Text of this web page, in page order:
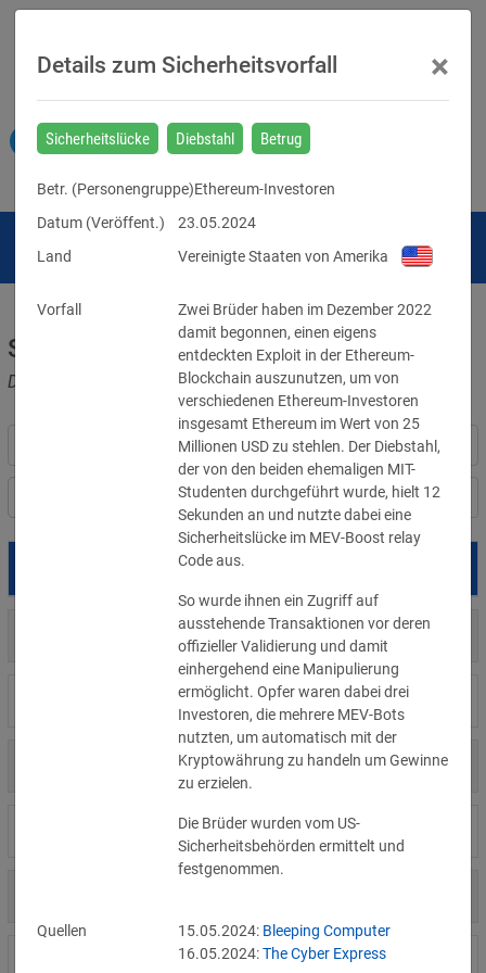
Sicherheitsvorfälle
Datenpannen, Cyber-Angriffe und Schwachstellen
Länderauswahl
Betroffene
Brown Health Medical Group-MA
AnMed
Fürstentum Liechtenstein
Coinkite
Details zum Sicherheitsvorfall ×
Sicherheitslücke Diebstahl Betrug
Betr. (Personengruppe)Ethereum-Investoren
Datum (Veröffent.)
23.05.2024
Land
Vereinigte Staaten von Amerika
Vorfall
Zwei Brüder haben im Dezember 2022
damit begonnen, einen eigens
entdeckten Exploit in der Ethereum-
Blockchain auszunutzen, um von
verschiedenen Ethereum-Investoren
insgesamt Ethereum im Wert von 25
Millionen USD zu stehlen. Der Diebstahl,
der von den beiden ehemaligen MIT-
Studenten durchgeführt wurde, hielt 12
Sekunden an und nutzte dabei eine
Sicherheitslücke im MEV-Boost relay
Code aus.
So wurde ihnen ein Zugriff auf
ausstehende Transaktionen vor deren
offizieller Validierung und damit
einhergehend eine Manipulierung
ermöglicht. Opfer waren dabei drei
Investoren, die mehrere MEV-Bots
nutzten, um automatisch mit der
Kryptowährung zu handeln um Gewinne
zu erzielen.
Die Brüder wurden vom US-
Sicherheitsbehörden ermittelt und
festgenommen.
Quellen 15.05.2024: Bleeping Computer
16.05.2024:The Cyber Express